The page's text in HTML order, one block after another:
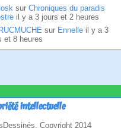
sur Chroniques du paradis
il y a 3 jours et 2 heures
sur Ennelle il y a 3
et 8 heures
intellectuelle
Copyright 2014